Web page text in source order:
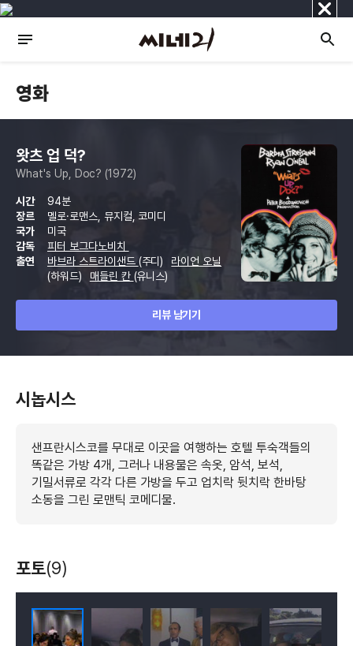
닫
기
영화
왓츠 업 덕?
What's Up, Doc? (1972)
시간
94분
장르
멜로·로맨스, 뮤지컬, 코미디
국가
미국
감독
피터 보그다노비치
출연
바브라 스트라이샌드 (주디)
라이언 오닐
(하워드)
매들린 칸 (유니스)
리뷰 남기기
시놉시스
샌프란시스코를 무대로 이곳을 여행하는 호텔 투숙객들의
똑같은 가방 4개, 그러나 내용물은 속옷, 암석, 보석,
기밀서류로 각각 다른 가방을 두고 업치락 뒷치락 한바탕
소동을 그린 로맨틱 코메디물.
포토(9)